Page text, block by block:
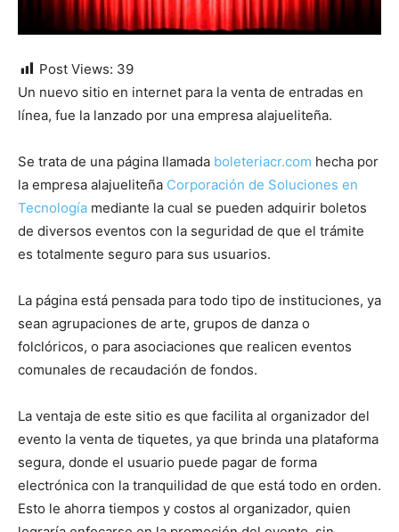
Post Views: 39
Un nuevo sitio en internet para la venta de entradas en
línea, fue la lanzado por una empresa alajueliteña.
Se trata de una página llamada boleteriacr.com hecha por
la empresa alajueliteña Corporación de Soluciones en
Tecnología mediante la cual se pueden adquirir boletos
de diversos eventos con la seguridad de que el trámite
es totalmente seguro para sus usuarios.
La página está pensada para todo tipo de instituciones, ya
sean agrupaciones de arte, grupos de danza o
folclóricos, o para asociaciones que realicen eventos
comunales de recaudación de fondos.
La ventaja de este sitio es que facilita al organizador del
evento la venta de tiquetes, ya que brinda una plataforma
segura, donde el usuario puede pagar de forma
electrónica con la tranquilidad de que está todo en orden.
Esto le ahorra tiempos y costos al organizador, quien